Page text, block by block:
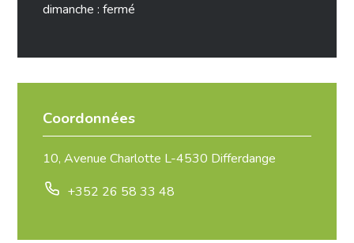
dimanche : fermé
Coordonnées
10, Avenue Charlotte L-4530 Differdange
+352 26 58 33 48